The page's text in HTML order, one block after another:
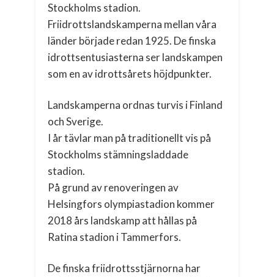
Stockholms stadion.
Friidrottslandskamperna mellan våra
länder började redan 1925. De finska
idrottsentusiasterna ser landskampen
som en av idrottsårets höjdpunkter.
Landskamperna ordnas turvis i Finland
och Sverige.
I år tävlar man på traditionellt vis på
Stockholms stämningsladdade
stadion.
På grund av renoveringen av
Helsingfors olympiastadion kommer
2018 års landskamp att hållas på
Ratina stadion i Tammerfors.
De finska friidrottsstjärnorna har